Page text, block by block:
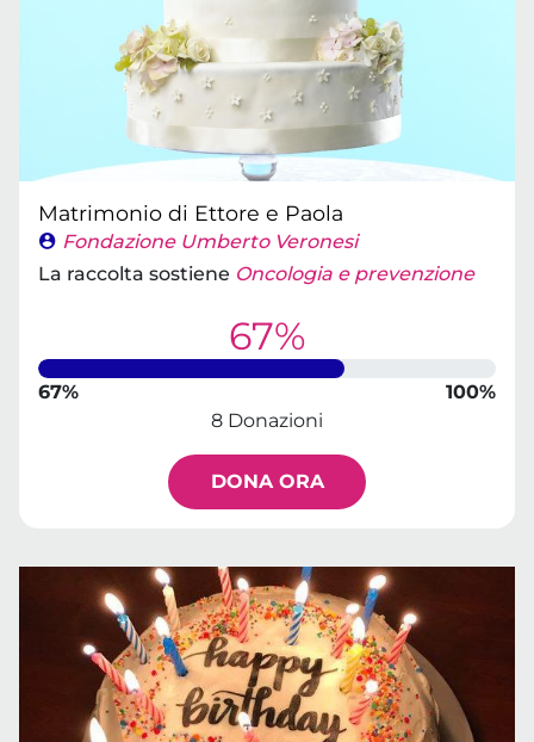
Matrimonio di Ettore e Paola
Fondazione Umberto Veronesi
La raccolta sostiene Oncologia e prevenzione
67%
67%
100%
8 Donazioni
DONA ORA